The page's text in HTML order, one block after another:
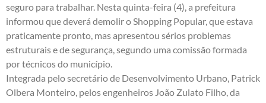
seguro para trabalhar. Nesta quinta-feira (4), a prefeitura
informou que deverá demolir o Shopping Popular, que estava
praticamente pronto, mas apresentou sérios problemas
estruturais e de segurança, segundo uma comissão formada
por técnicos do município.
Integrada pelo secretário de Desenvolvimento Urbano, Patrick
Olbera Monteiro, pelos engenheiros João Zulato Filho, da